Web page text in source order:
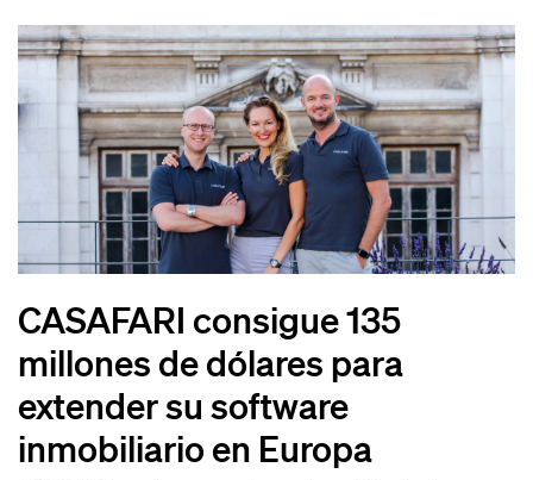
CASAFARI consigue 135
millones de dólares para
extender su software
inmobiliario en Europa